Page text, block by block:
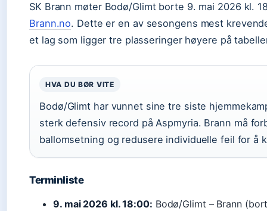
SK Brann møter Bodø/Glimt borte 9. mai 2026 kl.
Brann.no. Dette er en av sesongens mest
et lag som ligger tre plasseringer høyere på
HVA DU BØR VITE
Bodø/Glimt har vunnet sine tre siste
sterk defensiv record på Aspmyria. Brann må
ballomsetning og redusere individuelle feil for å
Terminliste
9. mai 2026 kl. 18:00: Bodø/Glimt – Brann